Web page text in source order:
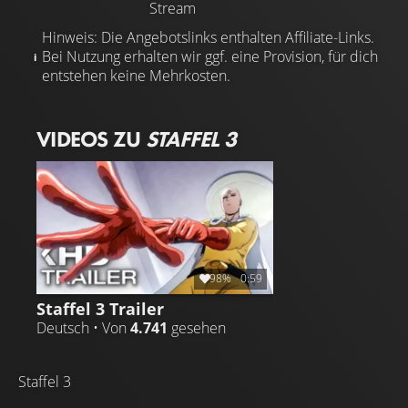
Stream
Hinweis: Die Angebotslinks enthalten Affiliate-Links.
Bei Nutzung erhalten wir ggf. eine Provision, für dich
entstehen keine Mehrkosten.
VIDEOS ZU STAFFEL 3
98% 0:59
Staffel 3 Trailer
Deutsch • Von 4.741 gesehen
Staffel 3